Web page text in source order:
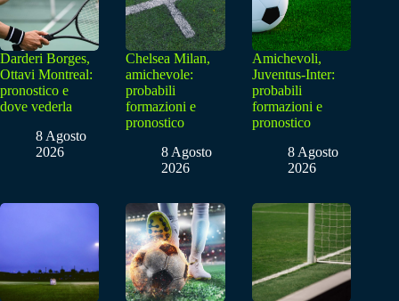
Darderi Borges,
Ottavi Montreal:
pronostico e
dove vederla
8 Agosto
2026
Chelsea Milan,
amichevole:
probabili
formazioni e
pronostico
8 Agosto
2026
Amichevoli,
Juventus-Inter:
probabili
formazioni e
pronostico
8 Agosto
2026